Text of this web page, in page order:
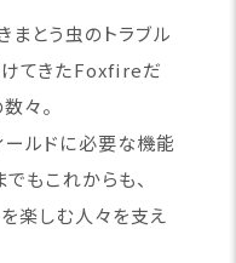
まとう虫のトラブル
けてきたFoxfireだ
々。
ールドに必要な機能
もこれからも、
楽しむ人々を支え